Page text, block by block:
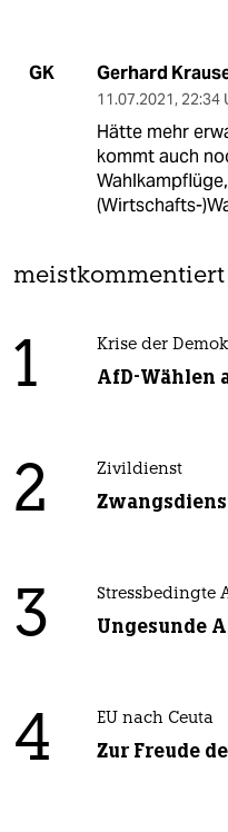
GK Gerhard
11.07.2021, 22:34
Hätte mehr
kommt auch
(Wirtschafts-
meistkommentiert
1 Krise der
AfD-Wählen
2 Zivildienst
3 Stressbedingte
Ungesunde
4 EU nach Ceuta
Zur Freude